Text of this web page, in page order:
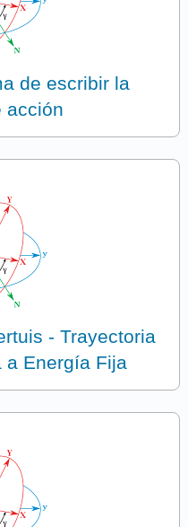
de escribir la
acción
- Trayectoria
a Energía Fija